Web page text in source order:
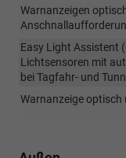
Warnanzeigen
Easy Light Assistent
Lichtsensoren mit
bei Tagfahr- und
Warnanzeige optisch